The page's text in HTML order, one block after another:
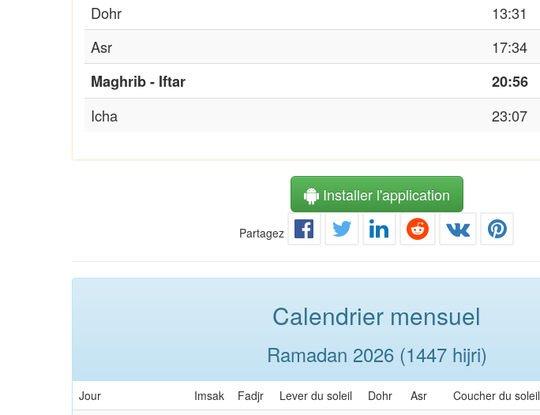
Dohr
13:31
Asr
17:34
Maghrib - Iftar
20:56
Icha
23:07
Installer l'application
Partagez
Calendrier mensuel
Ramadan 2026 (1447 hijri)
Jour Imsak Fadjr Lever du soleil Dohr Asr Coucher du soleil